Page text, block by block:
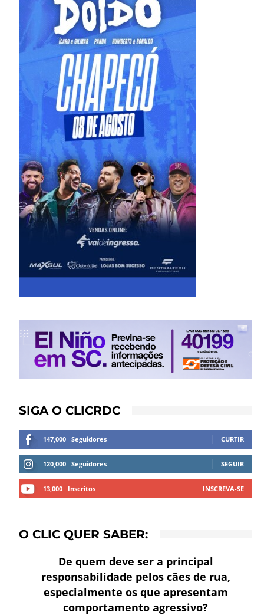
SIGA O CLICRDC
147,000 Seguidores CURTIR
120,000 Seguidores SEGUIR
13,000 Inscritos INSCREVA-SE
O CLIC QUER SABER:
De quem deve ser a principal
responsabilidade pelos cães de rua,
especialmente os que apresentam
comportamento agressivo?